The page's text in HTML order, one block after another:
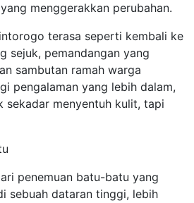
menggerakkan perubahan.
terasa seperti kembali ke
sejuk, pemandangan yang
sambutan ramah warga
pengalaman yang lebih dalam,
sekadar menyentuh kulit, tapi
penemuan batu-batu yang
sebuah dataran tinggi, lebih